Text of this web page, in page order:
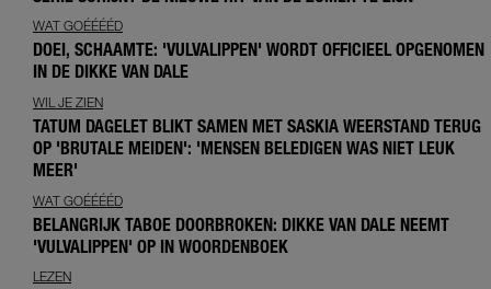
WAT GOÉÉÉÉD
DOEI, SCHAAMTE: 'VULVALIPPEN' WORDT OFFICIEEL OPGENOMEN
IN DE DIKKE VAN DALE
WIL JE ZIEN
TATUM DAGELET BLIKT SAMEN MET SASKIA WEERSTAND TERUG
OP 'BRUTALE MEIDEN': 'MENSEN BELEDIGEN WAS NIET LEUK
MEER'
WAT GOÉÉÉÉD
BELANGRIJK TABOE DOORBROKEN: DIKKE VAN DALE NEEMT
'VULVALIPPEN' OP IN WOORDENBOEK
LEZEN